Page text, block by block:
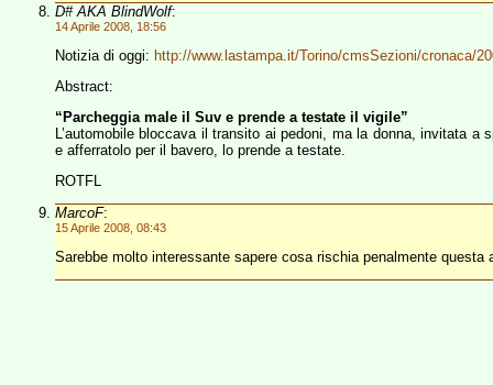
D# AKA BlindWolf:
14 Aprile 2008, 18:56
Notizia di oggi: http://www.lastampa.it/Torino/cmsSezioni/cronaca/
Abstract:
“Parcheggia male il Suv e prende a testate il vigile”
L’automobile bloccava il transito ai pedoni, ma la donna, invitata
e afferratolo per il bavero, lo prende a testate.
ROTFL
MarcoF:
15 Aprile 2008, 08:43
Sarebbe molto interessante sapere cosa rischia penalmente